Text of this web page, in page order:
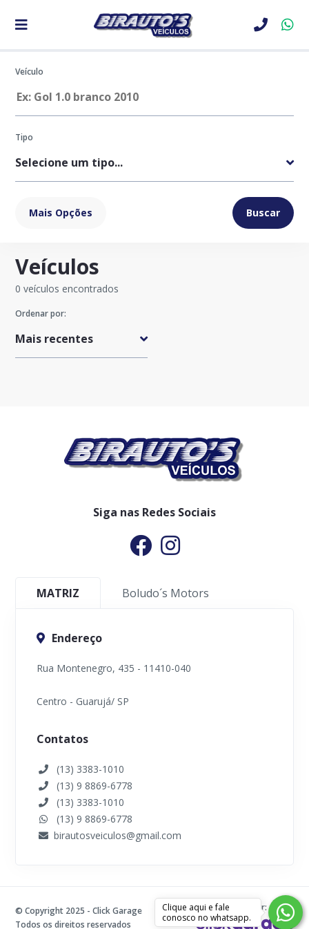
Veículo
Tipo
Modelo
Preço Máximo
Mais Opções Buscar
Veículos
0 veículos encontrados
Ordenar por:
Siga nas Redes Sociais
MATRIZ Boludo´s Motors
Endereço
Rua Montenegro, 435 - 11410-040
Centro - Guarujá/ SP
Contatos
(13) 3383-1010
(13) 9 8869-6778
(13) 3383-1010
(13) 9 8869-6778
birautosveiculos@gmail.com
© Copyright 2025 - Click Garage
Todos os direitos reservados
Desenvolvido por:
Clique aqui e fale
conosco no whatsapp.